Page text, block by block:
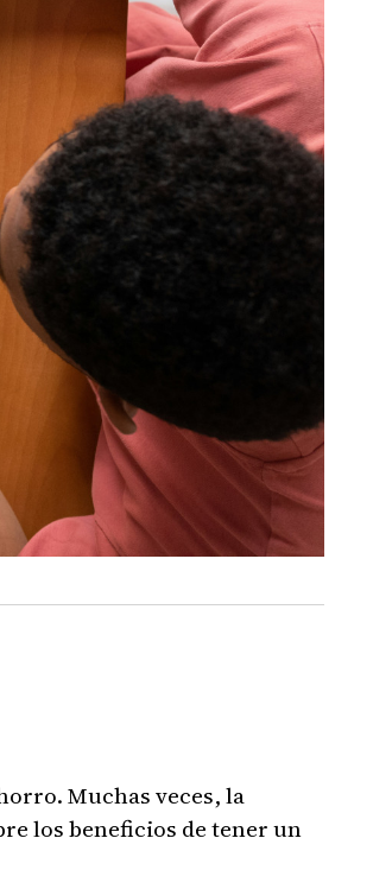
Muchas veces, la
los beneficios de tener un